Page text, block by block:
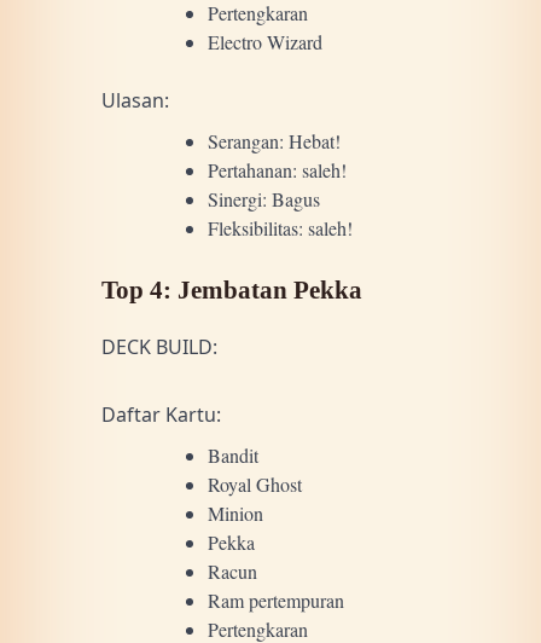
Pertengkaran
Electro Wizard
Ulasan:
Serangan: Hebat!
Pertahanan: saleh!
Sinergi: Bagus
Fleksibilitas: saleh!
Top 4: Jembatan Pekka
DECK BUILD:
Daftar Kartu:
Bandit
Royal Ghost
Minion
Pekka
Racun
Ram pertempuran
Pertengkaran